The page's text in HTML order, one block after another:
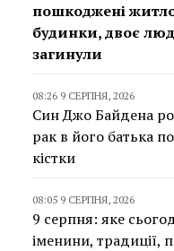
пошкоджені
будинки, двоє
загинули
08:26 9 СЕРПНЯ, 2026
Син Джо Байдена
рак в його батька
кістки
08:05 9 СЕРПНЯ, 2026
9 серпня: яке
іменини, традиції,